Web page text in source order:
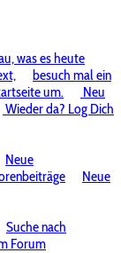
was es heute
besuch mal ein
um.
Neu
Wieder da? Log Dich
Neue
Neue
Suche nach
Forum